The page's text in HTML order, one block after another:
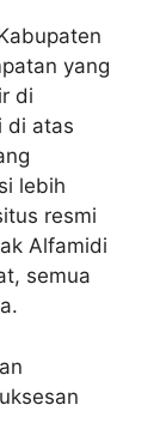
yang
di
di atas
lebih
resmi
Alfamidi
semua